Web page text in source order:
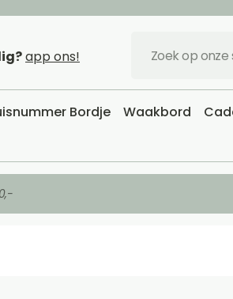
app ons!
Bordje Waakbord